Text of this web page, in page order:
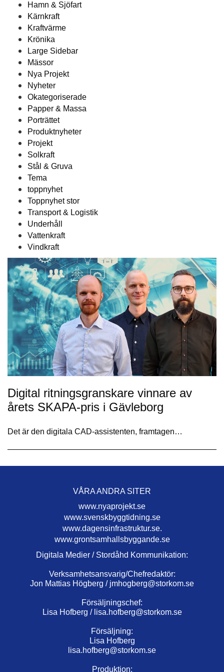
Hamn & Sjöfart
Kärnkraft
Kraftvärme
Krönika
Large Sidebar
Mässor
Nya Projekt
Nyheter
Okategoriserade
Papper & Massa
Porträttet
Produktnyheter
Projekt
Solkraft
Stål & Gruva
Tema
toppnyhet
Toppnyhet stor
Transport & Logistik
Underhåll
Vattenkraft
Vindkraft
Digital ritningsgranskare vinnare av
årets SKAPA-pris i Gävleborg
Det är den digitala CAD-assistenten, framtagen…
VÅRA ANDRA SITER
www.nyaprojekt.se
www.svenskbyggtidning.se
www.dagensinfrastruktur.se.
www.grontsamhallsbyggande.se
Digitala Medier / Stordåhd Kommunikation:
Verksamhetsansvarig/Chefredaktör:
Jon Mattias Högberg / jmhogberg@storkom.se
Försäljningschef:
Lisa Hofberg / lisa.hofberg@storkom.se
Försäljning:
Lisa Hofberg
lisa.hofberg@storkom.se
Produktion: